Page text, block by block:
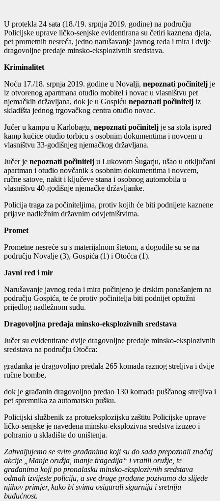
U protekla 24 sata (18./19. srpnja 2019. godine) na području
Policijske uprave ličko-senjske evidentirana su četiri kaznena djela,
pet prometnih nesreća, jedno narušavanje javnog reda i mira i dvije
dragovoljne predaje minsko-eksplozivnih sredstava.
Kriminalitet
Noću 17./18. srpnja 2019. godine u Novalji, nepoznati počinitelj je
iz otvorenog apartmana otuđio mobitel i novac u vlasništvu pet
njemačkih državljana, dok je u Gospiću nepoznati počinitelj iz
skladišta jednog trgovačkog centra otuđio novac.
Jučer u kampu u Karlobagu, nepoznati počinitelj je sa stola ispred
kamp kućice otuđio torbicu s osobnim dokumentima i novcem u
vlasništvu 33-godišnjeg njemačkog državljana.
Jučer je nepoznati počinitelj u Lukovom Šugarju, ušao u otključani
apartman i otuđio novčanik s osobnim dokumentima i novcem,
ručne satove, nakit i ključeve stana i osobnog automobila u
vlasništvu 40-godišnje njemačke državljanke.
Policija traga za počiniteljima, protiv kojih će biti podnijete kaznene
prijave nadležnim državnim odvjetništvima.
Promet
Prometne nesreće su s materijalnom štetom, a dogodile su se na
području Novalje (3), Gospića (1) i Otočca (1).
Javni red i mir
Narušavanje javnog reda i mira počinjeno je drskim ponašanjem na
području Gospića, te će protiv počinitelja biti podnijet optužni
prijedlog nadležnom sudu.
Dragovoljna predaja minsko-eksplozivnih sredstava
Jučer su evidentirane dvije dragovoljne predaje minsko-eksplozivnih
sredstava na području Otočca:
građanka je dragovoljno predala 265 komada raznog streljiva i dvije
ručne bombe,
dok je građanin dragovoljno predao 130 komada puščanog streljiva i
pet spremnika za automatsku pušku.
Policijski službenik za protueksplozijsku zaštitu Policijske uprave
ličko-senjske je navedena minsko-eksplozivna sredstva izuzeo i
pohranio u skladište do uništenja.
Zahvaljujemo se svim građanima koji su do sada prepoznali značaj
akcije „Manje oružja, manje tragedija“ i vratili oružje, te
građanima koji po pronalasku minsko-eksplozivnih sredstava
odmah izvijeste policiju, a sve druge građane pozivamo da slijede
njihov primjer, kako bi svima osigurali sigurniju i sretniju
budućnost.